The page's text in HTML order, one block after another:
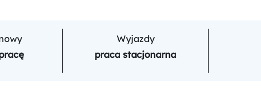
Wyjazdy
praca stacjonarna